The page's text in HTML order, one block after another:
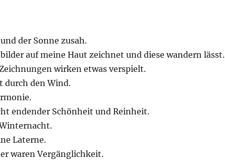
der Sonne zusah.
auf meine Haut zeichnet und diese wandern lässt.
wirken etwas verspielt.
durch den Wind.
endender Schönheit und Reinheit.
Laterne.
waren Vergänglichkeit.